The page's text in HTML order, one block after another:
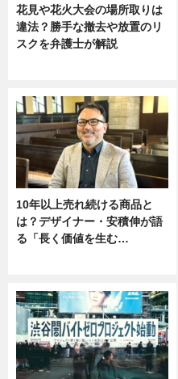
花見や花火大会の場所取りは
違法？勝手な撤去や放置のリ
スクを弁護士が解説
10年以上売れ続ける商品と
は？デザイナー・安積伸が語
る「長く価値を生む…